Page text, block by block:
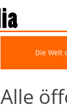
Die Welt
Alle